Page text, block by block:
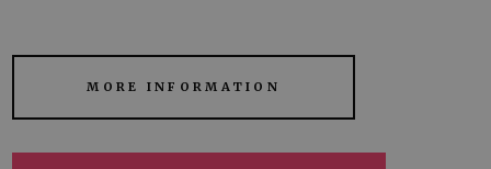
MORE INFORMATION